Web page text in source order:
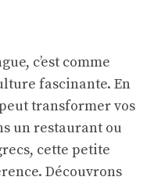
c’est comme
fascinante. En
transformer vos
un restaurant ou
cette petite
Découvrons